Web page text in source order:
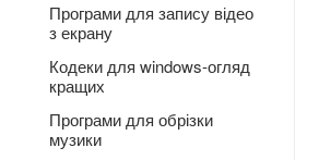
Програми для запису відео
з екрану
Кодеки для windows-огляд
кращих
Програми для обрізки
музики